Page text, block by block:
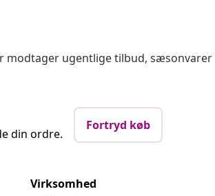
modtager ugentlige tilbud, sæsonvarer
din ordre.
Fortryd køb
Virksomhed